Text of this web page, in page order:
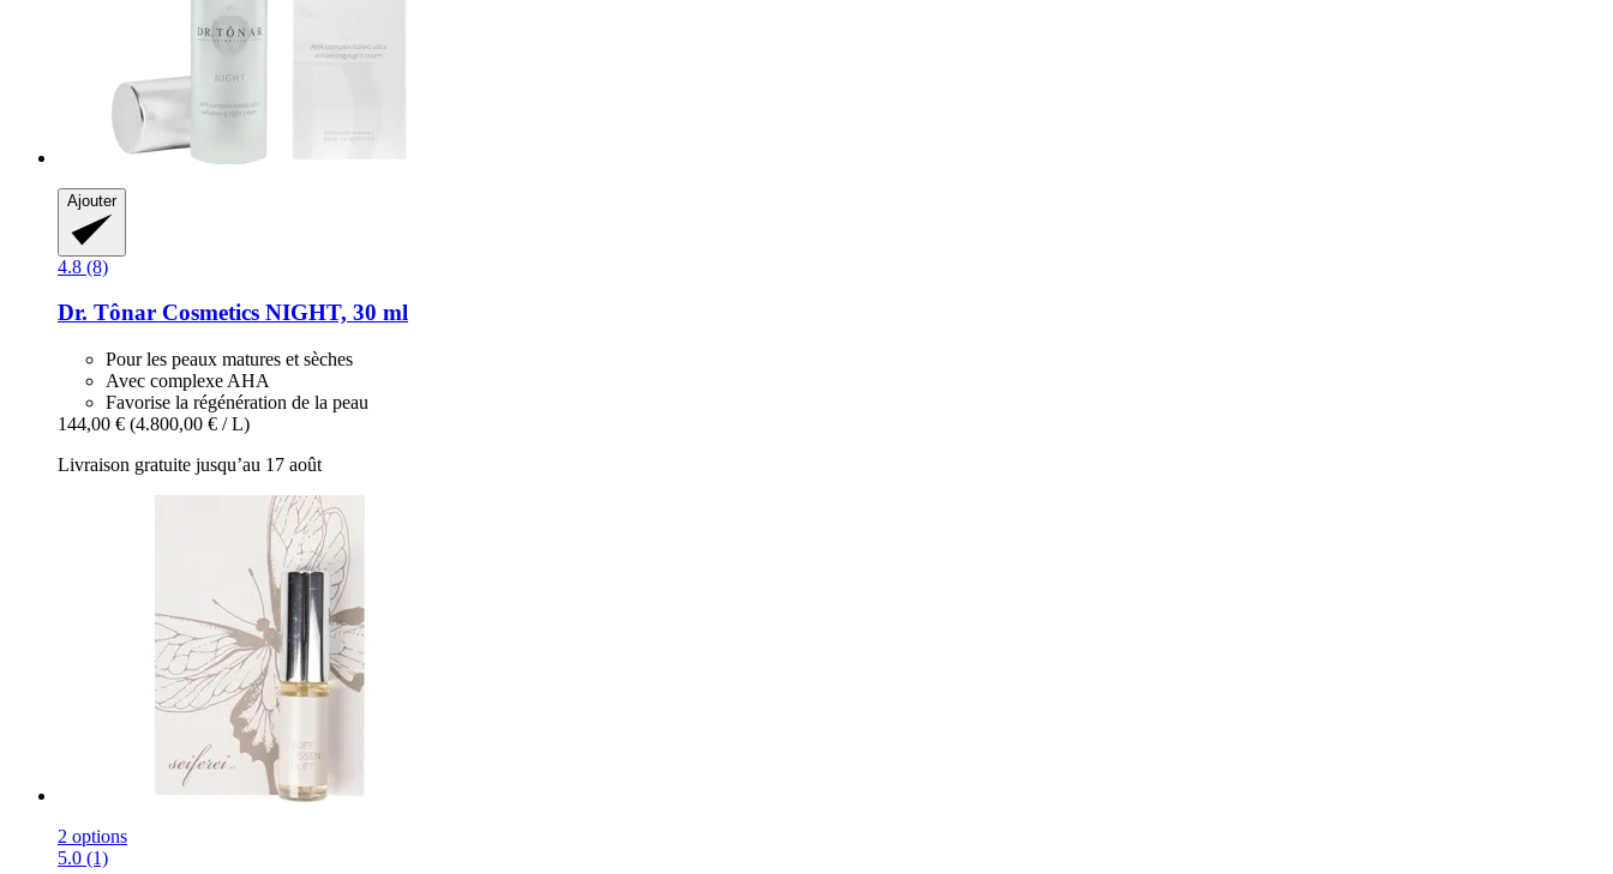
Ajouter
4.8 (8)
Dr. Tônar Cosmetics NIGHT, 30 ml
Pour les peaux matures et sèches
Avec complexe AHA
Favorise la régénération de la peau
144,00 € (4.800,00 € / L)
Livraison gratuite jusqu’au 17 août
2 options
5.0 (1)